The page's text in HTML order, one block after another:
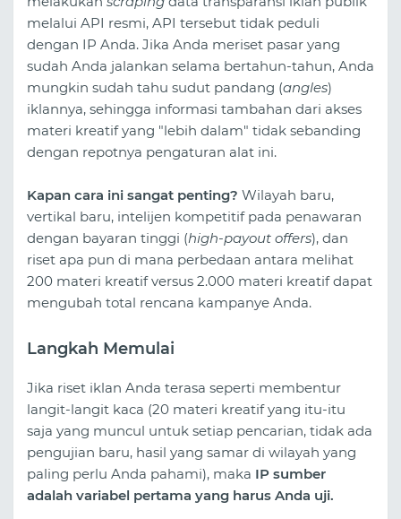
melalui API resmi, API tersebut tidak peduli
dengan IP Anda. Jika Anda meriset pasar yang
sudah Anda jalankan selama bertahun-tahun, Anda
mungkin sudah tahu sudut pandang (angles)
iklannya, sehingga informasi tambahan dari akses
materi kreatif yang "lebih dalam" tidak sebanding
dengan repotnya pengaturan alat ini.
Kapan cara ini sangat penting? Wilayah baru,
vertikal baru, intelijen kompetitif pada penawaran
dengan bayaran tinggi (high-payout offers), dan
riset apa pun di mana perbedaan antara melihat
200 materi kreatif versus 2.000 materi kreatif dapat
mengubah total rencana kampanye Anda.
Langkah Memulai
Jika riset iklan Anda terasa seperti membentur
langit-langit kaca (20 materi kreatif yang itu-itu
saja yang muncul untuk setiap pencarian, tidak ada
pengujian baru, hasil yang samar di wilayah yang
paling perlu Anda pahami), maka IP sumber
adalah variabel pertama yang harus Anda uji.